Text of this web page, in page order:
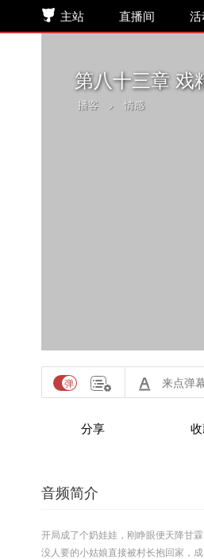
主站 直播间
第八十三章 戏
播客 > 情感
分享
音频简介
开局成了个奶娃娃，刚睁眼便天降甘霖
没人要的小姑娘直接被村长抱回家，成